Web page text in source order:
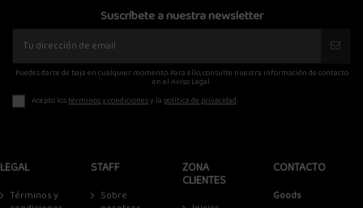
Suscríbete a nuestra newsletter
Puedes darte de baja en cualquier momento. Para ello, consulte nuestra información de contacto
en el Aviso Legal.
Acepto lostérminos y condicionesy la política de privacidad
LEGAL
Términos y
STAFF
Sobre
ZONA
CLIENTES
CONTACTO
Goods